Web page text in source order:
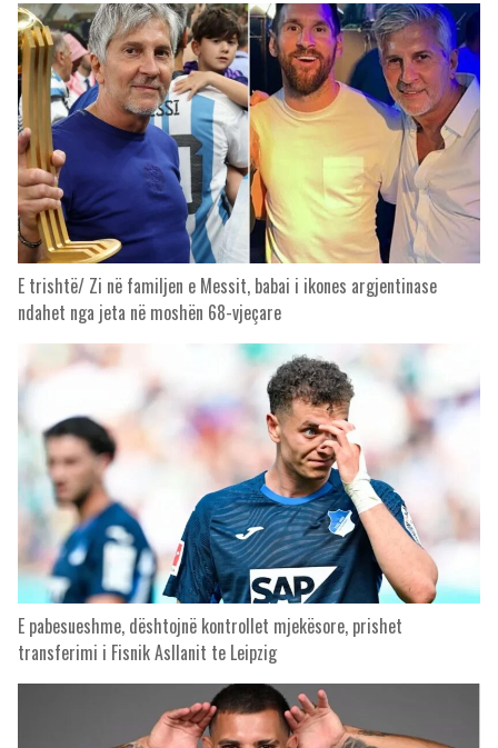
E trishtë/ Zi në familjen e Messit, babai i ikones argjentinase
ndahet nga jeta në moshën 68-vjeçare
E pabesueshme, dështojnë kontrollet mjekësore, prishet
transferimi i Fisnik Asllanit te Leipzig